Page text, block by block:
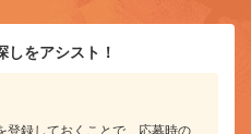
しをアシスト！
登録しておくことで、応募時の